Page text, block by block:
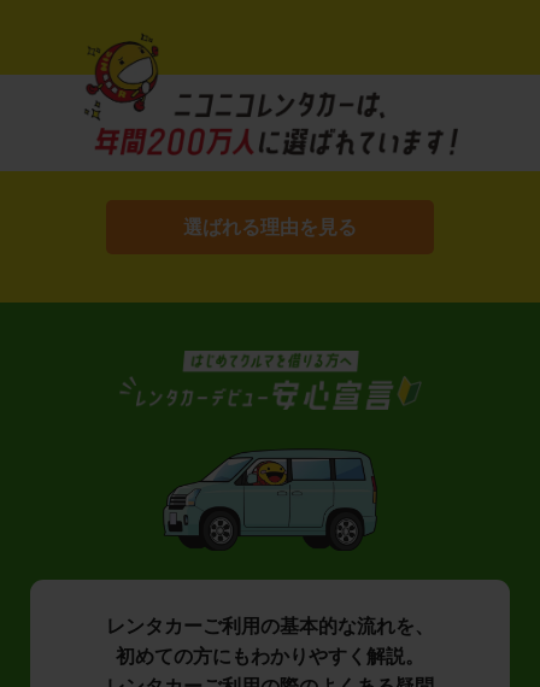
選ばれる理由を見る
レンタカーご利用の基本的な流れを、
初めての方にもわかりやすく解説。